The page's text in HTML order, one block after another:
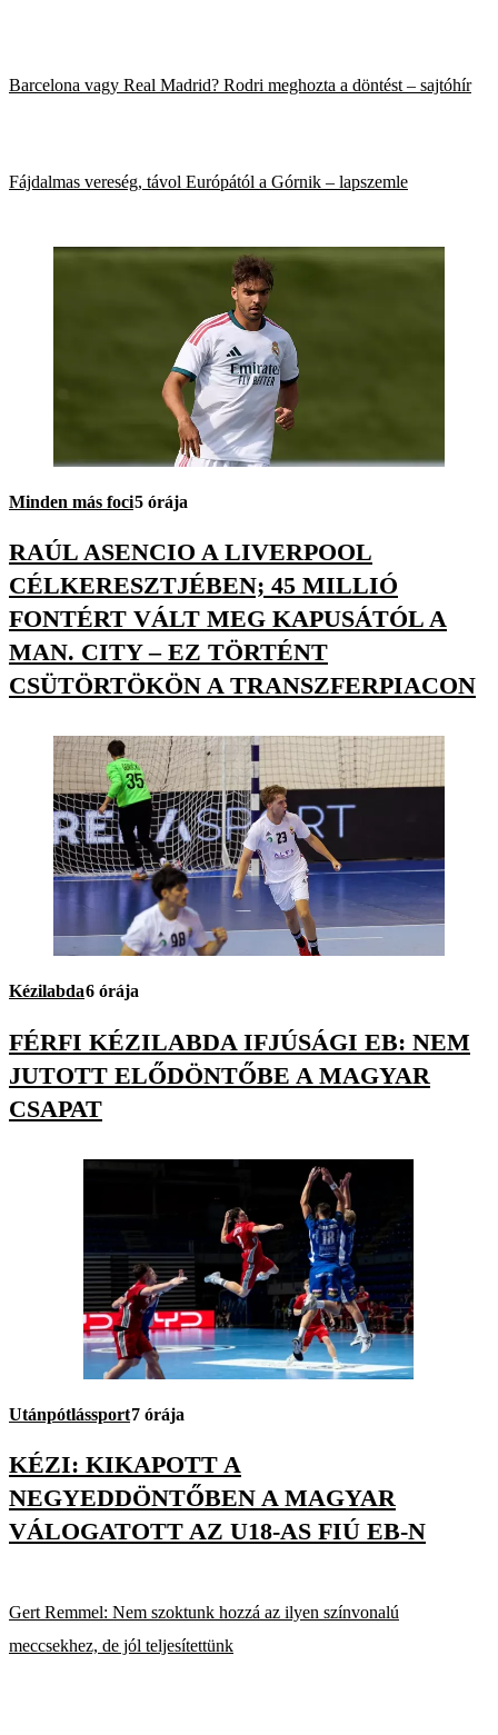
Barcelona vagy Real Madrid? Rodri meghozta a döntést – sajtóhír
Fájdalmas vereség, távol Európától a Górnik – lapszemle
Minden más foci5 órája
RAÚL ASENCIO A LIVERPOOL
CÉLKERESZTJÉBEN; 45 MILLIÓ
FONTÉRT VÁLT MEG KAPUSÁTÓL A
MAN. CITY – EZ TÖRTÉNT
CSÜTÖRTÖKÖN A TRANSZFERPIACON
Kézilabda6 órája
FÉRFI KÉZILABDA IFJÚSÁGI EB: NEM
JUTOTT ELŐDÖNTŐBE A MAGYAR
CSAPAT
Utánpótlássport7 órája
KÉZI: KIKAPOTT A
NEGYEDDÖNTŐBEN A MAGYAR
VÁLOGATOTT AZ U18-AS FIÚ EB-N
Gert Remmel: Nem szoktunk hozzá az ilyen színvonalú
meccsekhez, de jól teljesítettünk